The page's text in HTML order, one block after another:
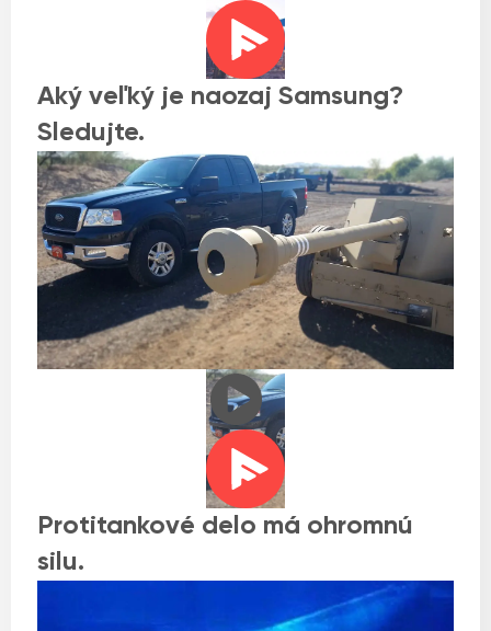
Aký veľký je naozaj Samsung?
Sledujte.
Protitankové delo má ohromnú
silu.